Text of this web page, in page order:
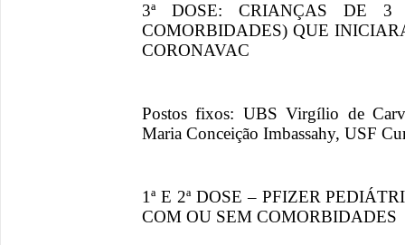
3ª DOSE: CRIANÇAS DE
COMORBIDADES) QUE
CORONAVAC
Postos fixos: UBS Virgílio de
Maria Conceição Imbassahy, USF
1ª E 2ª DOSE – PFIZER
COM OU SEM COMORBIDADES